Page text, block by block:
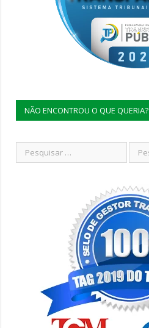
NÃO ENCONTROU O QUE QUERIA?